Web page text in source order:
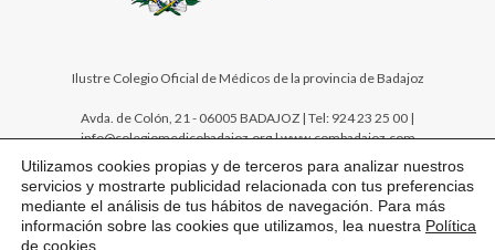
Ilustre Colegio Oficial de Médicos de la provincia de Badajoz
Avda. de Colón, 21 - 06005 BADAJOZ | Tel: 924 23 25 00 |
info@colegiomedicobadajoz.org | www.combadajoz.com
Utilizamos cookies propias y de terceros para analizar nuestros
servicios y mostrarte publicidad relacionada con tus preferencias
mediante el análisis de tus hábitos de navegación. Para más
información sobre las cookies que utilizamos, lea nuestra Política
de cookies